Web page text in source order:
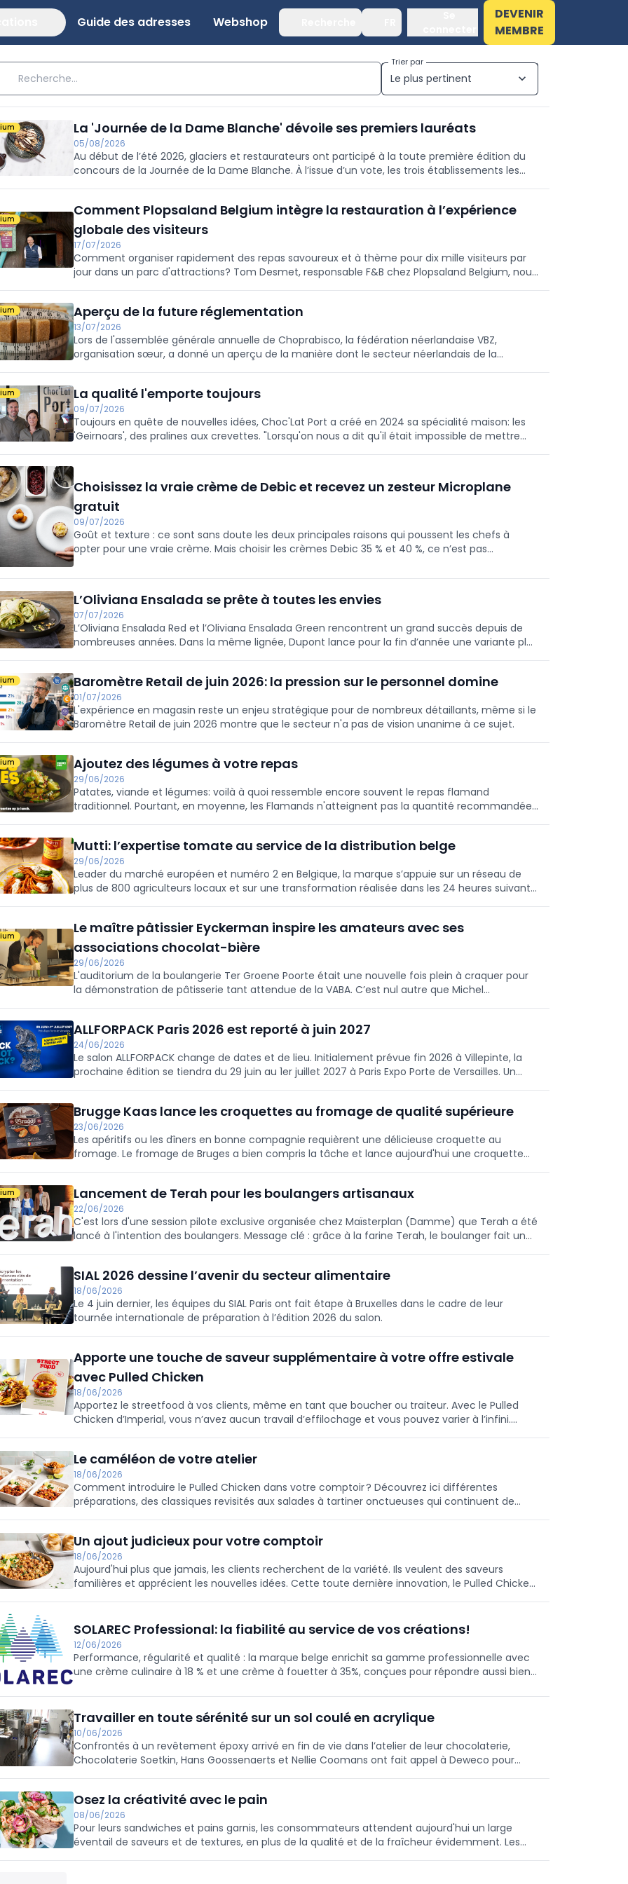
Guide des adresses Webshop
DEVENIR
MEMBRE
Le plus pertinent expand_more
Trier par
La 'Journée de la Dame Blanche' dévoile ses premiers lauréats
05/08/2026
Au début de l’été 2026, glaciers et restaurateurs ont participé à la toute première édition du
concours de la Journée de la Dame Blanche. À l’issue d’un vote, les trois établissements les
lauréats ont été dévoilés le 26 juillet, à l’occasion de la Journée de la Dame Blanche, et ont
reçu une distinction officielle à afficher sur la façade de leur établissement.
Comment Plopsaland Belgium intègre la restauration à l’expérience
globale des visiteurs
17/07/2026
Comment organiser rapidement des repas savoureux et à thème pour dix mille visiteurs par
jour dans un parc d'attractions? Tom Desmet, responsable F&B chez Plopsaland Belgium, nous
Aperçu de la future réglementation
13/07/2026
Lors de l'assemblée générale annuelle de Choprabisco, la fédération néerlandaise VBZ,
organisation sœur, a donné un aperçu de la manière dont le secteur néerlandais de la
La qualité l'emporte toujours
09/07/2026
Toujours en quête de nouvelles idées, Choc'Lat Port a créé en 2024 sa spécialité maison: les
'Geirnoars', des pralines aux crevettes. "Lorsqu'on nous a dit qu'il était impossible de mettre
Choisissez la vraie crème de Debic et recevez un zesteur Microplane
gratuit
09/07/2026
Goût et texture : ce sont sans doute les deux principales raisons qui poussent les chefs à
opter pour une vraie crème. Mais choisir les crèmes Debic 35 % et 40 %, ce n’est pas
toutes aussi essentielles pour les professionnels. Vous voulez en faire l’expérience vous-même
? Pour une durée limitée, recevez en plus un zesteur Microplane gratuit !
L’Oliviana Ensalada se prête à toutes les envies
07/07/2026
L’Oliviana Ensalada Red et l’Oliviana Ensalada Green rencontrent un grand succès depuis de
nombreuses années. Dans la même lignée, Dupont lance pour la fin d’année une variante plus
polyvalence en cuisine.
Baromètre Retail de juin 2026: la pression sur le personnel domine
01/07/2026
L'expérience en magasin reste un enjeu stratégique pour de nombreux détaillants, même si le
Baromètre Retail de juin 2026 montre que le secteur n'a pas de vision unanime à ce sujet.
Ajoutez des légumes à votre repas
29/06/2026
Patates, viande et légumes: voilà à quoi ressemble encore souvent le repas flamand
traditionnel. Pourtant, en moyenne, les Flamands n'atteignent pas la quantité recommandée.
Mutti: l’expertise tomate au service de la distribution belge
29/06/2026
Leader du marché européen et numéro 2 en Belgique, la marque s’appuie sur un réseau de
plus de 800 agriculteurs locaux et sur une transformation réalisée dans les 24 heures suivant
Le maître pâtissier Eyckerman inspire les amateurs avec ses
associations chocolat-bière
29/06/2026
L'auditorium de la boulangerie Ter Groene Poorte était une nouvelle fois plein à craquer pour
la démonstration de pâtisserie tant attendue de la VABA. C’est nul autre que Michel
ALLFORPACK Paris 2026 est reporté à juin 2027
24/06/2026
Le salon ALLFORPACK change de dates et de lieu. Initialement prévue fin 2026 à Villepinte, la
prochaine édition se tiendra du 29 juin au 1er juillet 2027 à Paris Expo Porte de Versailles. Un
Brugge Kaas lance les croquettes au fromage de qualité supérieure
23/06/2026
Les apéritifs ou les dîners en bonne compagnie requièrent une délicieuse croquette au
fromage. Le fromage de Bruges a bien compris la tâche et lance aujourd'hui une croquette
Lancement de Terah pour les boulangers artisanaux
22/06/2026
C'est lors d'une session pilote exclusive organisée chez Maïsterplan (Damme) que Terah a été
lancé à l'intention des boulangers. Message clé : grâce à la farine Terah, le boulanger fait un
SIAL 2026 dessine l’avenir du secteur alimentaire
18/06/2026
Le 4 juin dernier, les équipes du SIAL Paris ont fait étape à Bruxelles dans le cadre de leur
tournée internationale de préparation à l’édition 2026 du salon.
Apporte une touche de saveur supplémentaire à votre offre estivale
avec Pulled Chicken
18/06/2026
Apportez le streetfood à vos clients, même en tant que boucher ou traiteur. Avec le Pulled
Chicken d’Imperial, vous n’avez aucun travail d’effilochage et vous pouvez varier à l’infini.
Le caméléon de votre atelier
18/06/2026
Comment introduire le Pulled Chicken dans votre comptoir ? Découvrez ici différentes
préparations, des classiques revisités aux salades à tartiner onctueuses qui continuent de
Un ajout judicieux pour votre comptoir
18/06/2026
Aujourd'hui plus que jamais, les clients recherchent de la variété. Ils veulent des saveurs
familières et apprécient les nouvelles idées. Cette toute dernière innovation, le Pulled Chicken,
Pulled Chicken deviendra un incontournable de votre comptoir et de votre atelier.
SOLAREC Professional: la fiabilité au service de vos créations!
12/06/2026
Performance, régularité et qualité : la marque belge enrichit sa gamme professionnelle avec
une crème culinaire à 18 % et une crème à fouetter à 35%, conçues pour répondre aussi bien
Travailler en toute sérénité sur un sol coulé en acrylique
10/06/2026
Confrontés à un revêtement époxy arrivé en fin de vie dans l’atelier de leur chocolaterie,
Chocolaterie Soetkin, Hans Goossenaerts et Nellie Coomans ont fait appel à Deweco pour
Osez la créativité avec le pain
08/06/2026
Pour leurs sandwiches et pains garnis, les consommateurs attendent aujourd'hui un large
éventail de saveurs et de textures, en plus de la qualité et de la fraîcheur évidemment. Les